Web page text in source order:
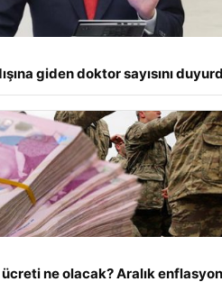
giden doktor sayısını
ne olacak? Aralık